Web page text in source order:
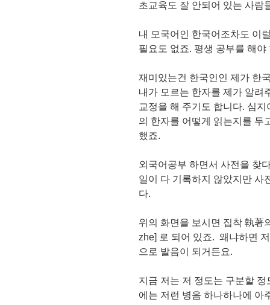
초교육도 잘 안되어 있는 사람
내 모국어인 한국어조차도 이
필요도 없죠. 평생 공부를 해
재미있는건 한국인인 제가 한
내가 모르는 한자를 제가 알려
교정을 해 주기도 합니다. 심
의 한자를 어떻게 읽는지를 두
했죠.
외국어공부 하면서 사전을 찾
일이 다 기록하지 않았지만 사
다.
위의 화면을 보시면 집착 執著
zhe] 로 되어 있죠. 왜냐하면
으로 발음이 되거든요.
지금 저는 저 정도는 구분할
에는 저런 병음 하나하나에